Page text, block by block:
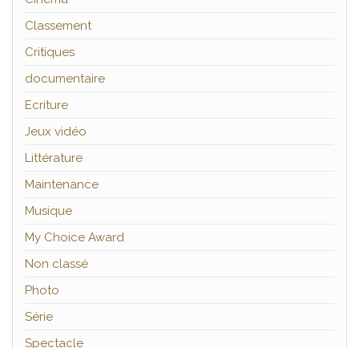
Classement
Critiques
documentaire
Ecriture
Jeux vidéo
Littérature
Maintenance
Musique
My Choice Award
Non classé
Photo
Série
Spectacle